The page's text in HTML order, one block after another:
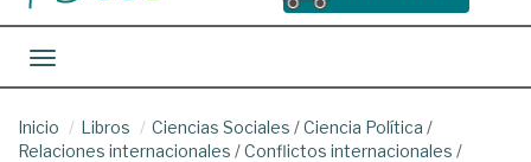
Toggle navigation
Inicio Libros Ciencias Sociales /Ciencia Política /
Relaciones internacionales /Conflictos internacionales /